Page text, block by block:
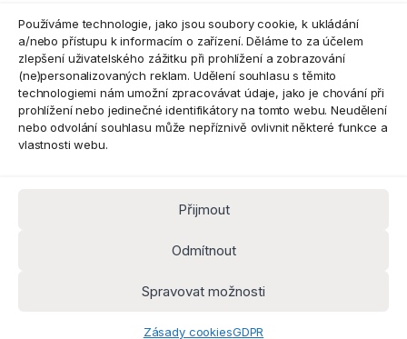
Používáme technologie, jako jsou soubory cookie, k ukládání
a/nebo přístupu k informacím o zařízení. Děláme to za účelem
zlepšení uživatelského zážitku při prohlížení a zobrazování
(ne)personalizovaných reklam. Udělení souhlasu s těmito
technologiemi nám umožní zpracovávat údaje, jako je chování při
prohlížení nebo jedinečné identifikátory na tomto webu. Neudělení
nebo odvolání souhlasu může nepříznivě ovlivnit některé funkce a
vlastnosti webu.
Přijmout
Odmítnout
Spravovat možnosti
Zásady cookiesGDPR
Máte dotaz? Kontaktujte nás
k.cz
Kancelář 8:30 - 16:00